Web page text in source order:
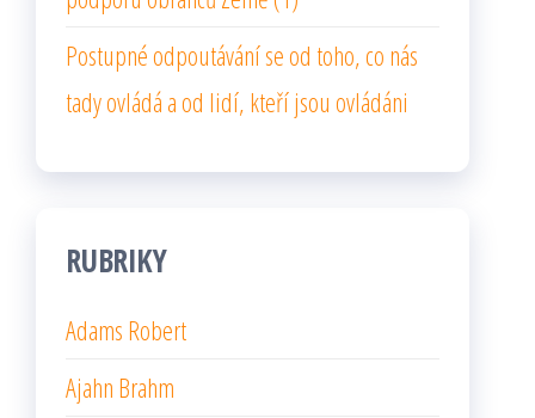
Postupné odpoutávání se od toho, co nás
tady ovládá a od lidí, kteří jsou ovládáni
RUBRIKY
Adams Robert
Ajahn Brahm